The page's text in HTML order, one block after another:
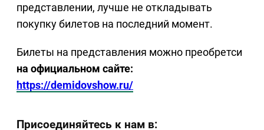
представлении, лучше не откладывать
покупку билетов на последний момент.
Билеты на представления можно преобретси
на официальном сайте:
https://demidovshow.ru/